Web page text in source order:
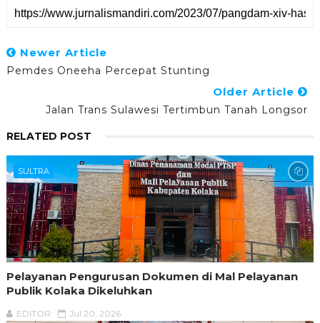
Newer Article
Pemdes Oneeha Percepat Stunting
Older Article
Jalan Trans Sulawesi Tertimbun Tanah Longsor
RELATED POST
SULTRA
Pelayanan Pengurusan Dokumen di Mal Pelayanan
Publik Kolaka Dikeluhkan
EDITOR Jul 20, 2026